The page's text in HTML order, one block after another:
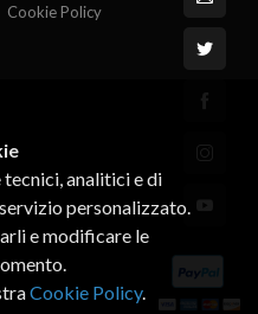
Cookie Policy
analitici e di
personalizzato.
e modificare le
Cookie Policy.